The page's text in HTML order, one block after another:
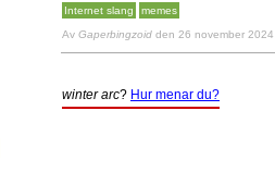
Internet slang memes
Av Gaperbingzoid den 26 november 2024
winter arc? Hur menar du?